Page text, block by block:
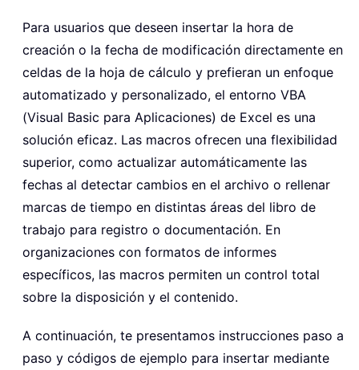
Para usuarios que deseen insertar la hora de
creación o la fecha de modificación directamente en
celdas de la hoja de cálculo y prefieran un enfoque
automatizado y personalizado, el entorno VBA
(Visual Basic para Aplicaciones) de Excel es una
solución eficaz. Las macros ofrecen una flexibilidad
superior, como actualizar automáticamente las
fechas al detectar cambios en el archivo o rellenar
marcas de tiempo en distintas áreas del libro de
trabajo para registro o documentación. En
organizaciones con formatos de informes
específicos, las macros permiten un control total
sobre la disposición y el contenido.
A continuación, te presentamos instrucciones paso a
paso y códigos de ejemplo para insertar mediante